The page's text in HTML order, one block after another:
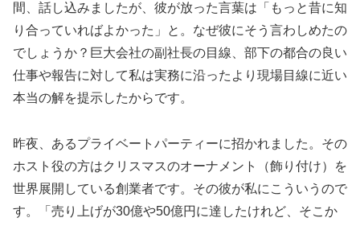
間、話し込みましたが、彼が放った言葉は「もっと昔に知
り合っていればよかった」と。なぜ彼にそう言わしめたの
でしょうか？巨大会社の副社長の目線、部下の都合の良い
仕事や報告に対して私は実務に沿ったより現場目線に近い
本当の解を提示したからです。
昨夜、あるプライベートパーティーに招かれました。その
ホスト役の方はクリスマスのオーナメント（飾り付け）を
世界展開している創業者です。その彼が私にこういうので
す。「売り上げが30億や50億円に達したけれど、そこか